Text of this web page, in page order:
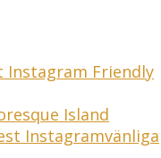
Instagram Friendly
Island
Instagramvänliga